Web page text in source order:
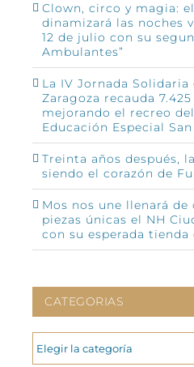
Clown, circo y magia:
dinamizará las noches
12 de julio con su
Ambulantes”
La IV Jornada Solidaria
Zaragoza recauda
mejorando el recreo
Educación Especial
Treinta años después,
siendo el corazón de
Mos nos une llenará
piezas únicas el NH
con su esperada tienda
CATEGORIAS
CATEGORIAS